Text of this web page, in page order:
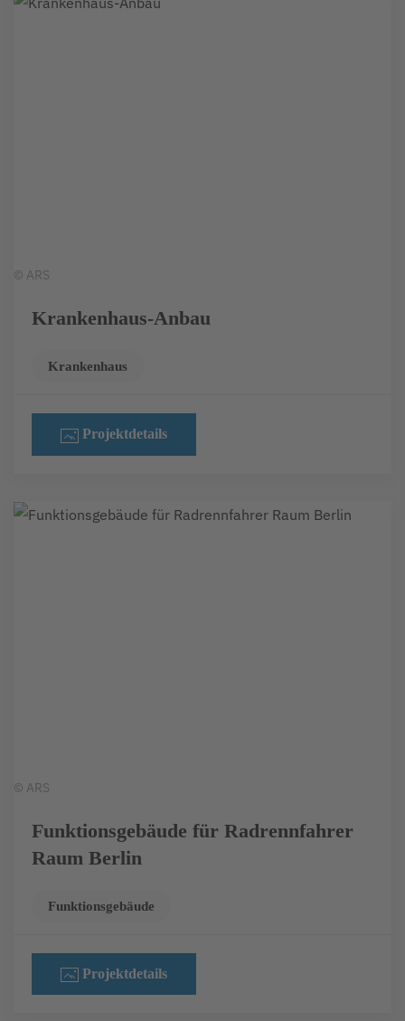
© ARS
Krankenhaus-Anbau
Krankenhaus
Projektdetails
© ARS
Funktionsgebäude für Radrennfahrer
Raum Berlin
Funktionsgebäude
Projektdetails